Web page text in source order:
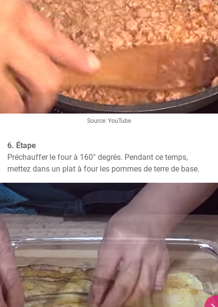
Source: YouTube
6. Étape
Préchauffer le four à 160° degrés. Pendant ce temps,
mettez dans un plat à four les pommes de terre de base.